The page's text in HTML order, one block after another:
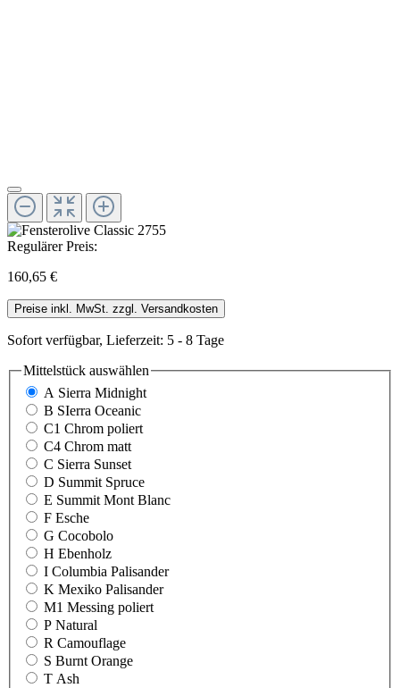
Regulärer Preis:
160,65 €
Preise inkl. MwSt. zzgl. Versandkosten
Sofort verfügbar, Lieferzeit: 5 - 8 Tage
Mittelstück auswählen
A Sierra Midnight
B SIerra Oceanic
C1 Chrom poliert
C4 Chrom matt
C Sierra Sunset
D Summit Spruce
E Summit Mont Blanc
F Esche
G Cocobolo
H Ebenholz
I Columbia Palisander
K Mexiko Palisander
M1 Messing poliert
P Natural
R Camouflage
S Burnt Orange
T Ash